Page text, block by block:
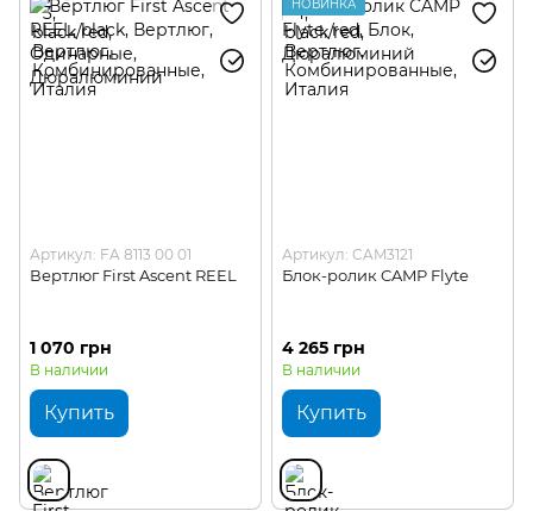
Артикул: FA 8113 00 01
Вертлюг First Ascent REEL
1 070 грн
В наличии
Купить
НОВИНКА
Артикул: CAM3121
Блок-ролик CAMP Flyte
4 265 грн
В наличии
Купить